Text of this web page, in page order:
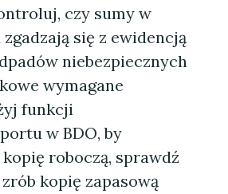
czy sumy w
się z ewidencją
niebezpiecznych
wymagane
funkcji
w BDO, by
roboczą, sprawdź
kopię zapasową